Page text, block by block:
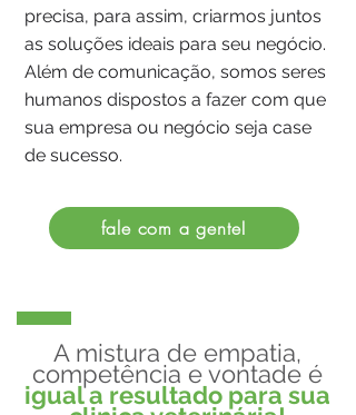
precisa, para assim, criarmos juntos
as soluções ideais para seu negócio.
Além de comunicação, somos seres
humanos dispostos a fazer com que
sua empresa ou negócio seja case
de sucesso.
fale com a gente!
A mistura de empatia,
competência e vontade é
igual a resultado para sua